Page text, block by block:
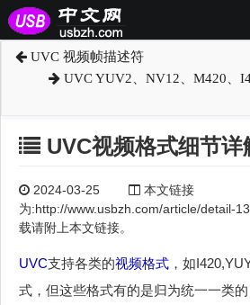
UVC 视频帧描述符
UVC YUV2、NV12、M420、
UVC视频格式细节
2024-03-25
本文链接
为:http://www.usbzh.com/article/detail-
载请附上本文链接。
UVC支持各类的视频格式 ，如
式，但这些格式有的是归为统一一类